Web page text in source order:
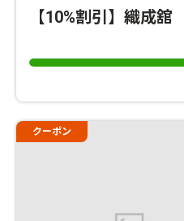
【10%割引】織成舘
クーポン